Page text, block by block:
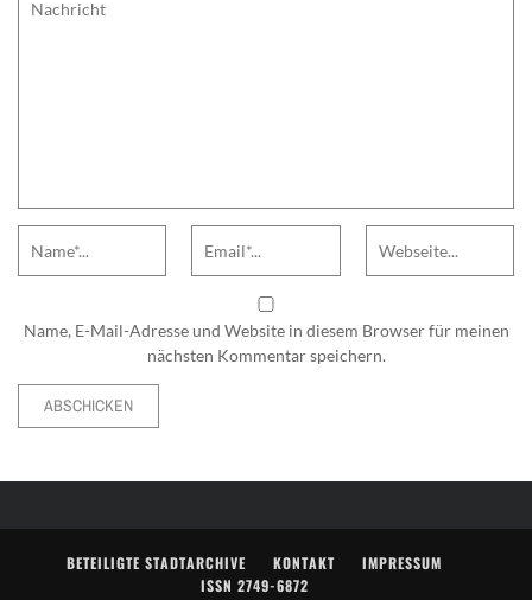
Name, E-Mail-Adresse und Website in diesem Browser für meinen
nächsten Kommentar speichern.
BETEILIGTE STADTARCHIVE KONTAKT
IMPRESSUM
ISSN 2749-6872